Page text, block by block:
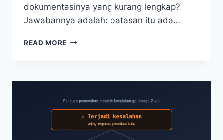
dokumentasinya yang kurang lengkap?
Jawabannya adalah: batasan itu ada…
READ MORE PENJELASAN
GAMBAR
GPT-
IMAGE-